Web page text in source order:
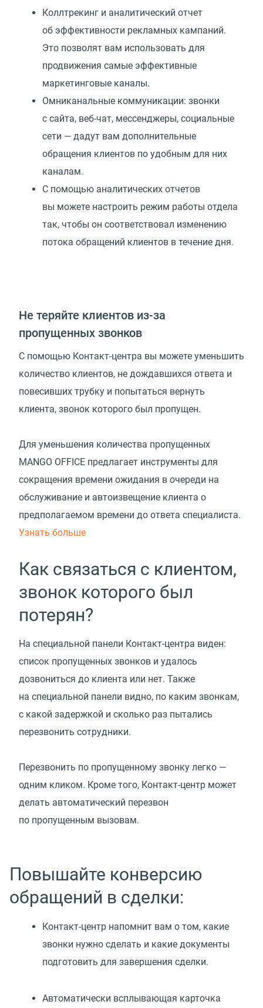
Коллтрекинг и аналитический отчет
об эффективности рекламных кампаний.
Это позволят вам использовать для
продвижения самые эффективные
маркетинговые каналы.
Омниканальные коммуникации: звонки
с сайта, веб-чат, мессенджеры, социальные
сети — дадут вам дополнительные
обращения клиентов по удобным для них
каналам.
С помощью аналитических отчетов
вы можете настроить режим работы отдела
так, чтобы он соответствовал изменению
потока обращений клиентов в течение дня.
Не теряйте клиентов из-за
пропущенных звонков
С помощью Контакт-центра вы можете уменьшить
количество клиентов, не дождавшихся ответа и
повесивших трубку и попытаться вернуть
клиента, звонок которого был пропущен.
Для уменьшения количества пропущенных
MANGO OFFICE предлагает инструменты для
сокращения времени ожидания в очереди на
обслуживание и автоизвещение клиента о
предполагаемом времени до ответа специалиста.
Узнать больше
Как связаться с клиентом,
звонок которого был
потерян?
На специальной панели Контакт-центра виден:
список пропущенных звонков и удалось
дозвониться до клиента или нет. Также
на специальной панели видно, по каким звонкам,
с какой задержкой и сколько раз пытались
перезвонить сотрудники.
Перезвонить по пропущенному звонку легко —
одним кликом. Кроме того, Контакт-центр может
делать автоматический перезвон
по пропущенным вызовам.
Повышайте конверсию
обращений в сделки:
Контакт-центр напомнит вам о том, какие
звонки нужно сделать и какие документы
подготовить для завершения сделки.
Автоматически всплывающая карточка